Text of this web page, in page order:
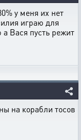
у меня их нет
играю для
Вася пусть режит
на корабли тосов